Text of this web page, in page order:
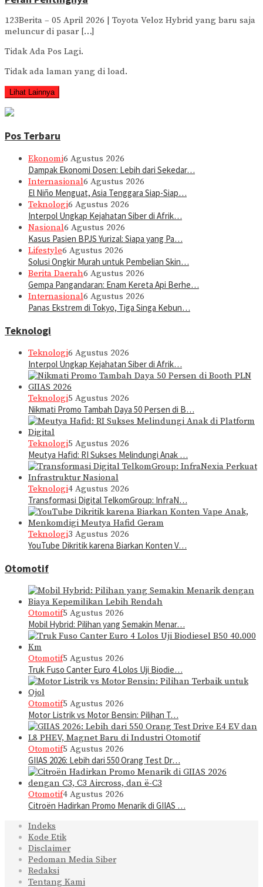
123Berita – 05 April 2026 | Toyota Veloz Hybrid yang baru saja
meluncur di pasar […]
Tidak Ada Pos Lagi.
Tidak ada laman yang di load.
Lihat Lainnya
Pos Terbaru
Ekonomi6 Agustus 2026
Dampak Ekonomi Dosen: Lebih dari Sekedar…
Internasional6 Agustus 2026
El Niño Menguat, Asia Tenggara Siap-Siap…
Teknologi6 Agustus 2026
Interpol Ungkap Kejahatan Siber di Afrik…
Nasional6 Agustus 2026
Kasus Pasien BPJS Yurizal: Siapa yang Pa…
Lifestyle6 Agustus 2026
Solusi Ongkir Murah untuk Pembelian Skin…
Berita Daerah6 Agustus 2026
Gempa Pangandaran: Enam Kereta Api Berhe…
Internasional6 Agustus 2026
Panas Ekstrem di Tokyo, Tiga Singa Kebun…
Teknologi
Teknologi6 Agustus 2026
Interpol Ungkap Kejahatan Siber di Afrik…
Teknologi5 Agustus 2026
Nikmati Promo Tambah Daya 50 Persen di B…
Teknologi5 Agustus 2026
Meutya Hafid: RI Sukses Melindungi Anak …
Teknologi4 Agustus 2026
Transformasi Digital TelkomGroup: InfraN…
Teknologi3 Agustus 2026
YouTube Dikritik karena Biarkan Konten V…
Otomotif
Otomotif5 Agustus 2026
Mobil Hybrid: Pilihan yang Semakin Menar…
Otomotif5 Agustus 2026
Truk Fuso Canter Euro 4 Lolos Uji Biodie…
Otomotif5 Agustus 2026
Motor Listrik vs Motor Bensin: Pilihan T…
Otomotif5 Agustus 2026
GIIAS 2026: Lebih dari 550 Orang Test Dr…
Otomotif4 Agustus 2026
Citroën Hadirkan Promo Menarik di GIIAS …
Indeks
Kode Etik
Disclaimer
Pedoman Media Siber
Redaksi
Tentang Kami